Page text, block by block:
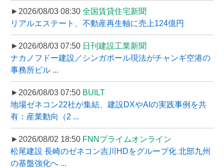
►2026/08/03 08:30 全国賃貸住宅新聞
リアルエステート、不動産再生軸に売上124億円
►2026/08/03 07:50 日刊建設工業新聞
ナカノフドー建設／シンガポール現法がチャンギ空港の
事務所ビル ...
►2026/08/03 07:50 BUILT
地場ゼネコン22社が集結、建設DXやAIの実践事例を共
有：産業動向（2 ...
►2026/08/02 18:50 FNNプライムオンライン
松尾建設 長崎のゼネコン吉川HDをグループ化 北部九州
の基盤強化へ ...